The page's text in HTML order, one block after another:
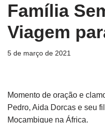
Família
Viagem
5 de março de 2021
Momento de oração e
Pedro, Aida Dorcas e seu
Moçambique na África.